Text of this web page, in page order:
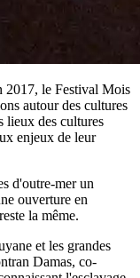
2017, le Festival Mois
autour des cultures
lieux des cultures
enjeux de leur
d'outre-mer un
ouverture en
la même.
et les grandes
Damas, co-